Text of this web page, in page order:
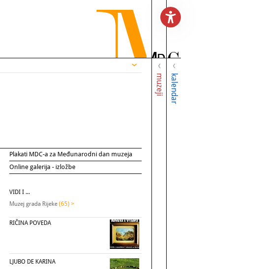
muzeji kalendar
Plakati MDC-a za Međunarodni dan muzeja
Online galerija - izložbe
VIDI I ...
Muzej grada Rijeke (65) >
RIČINA POVEDA
LJUBO DE KARINA